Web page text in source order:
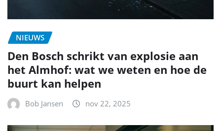
NIEUWS
Den Bosch schrikt van explosie aan
het Almhof: wat we weten en hoe de
buurt kan helpen
Bob Jansen nov 22, 2025